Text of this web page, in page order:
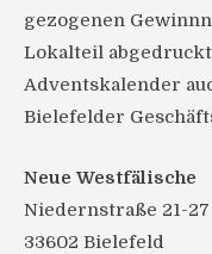
gezogenen
Lokalteil
Adventskalender
Bielefelder
Neue Westfälische
Niedernstraße 21-27
33602 Bielefeld